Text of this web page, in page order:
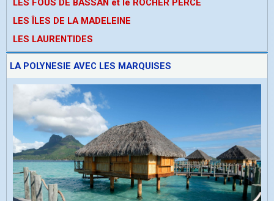
LES FOUS DE BASSAN et le ROCHER PERCE
LES ÎLES DE LA MADELEINE
LES LAURENTIDES
LA POLYNESIE AVEC LES MARQUISES